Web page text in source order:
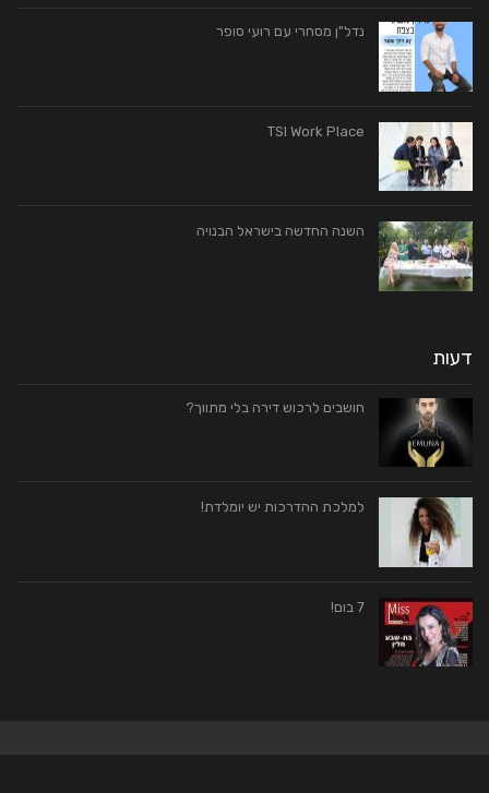
נדל"ן מסחרי עם רועי סופר
TSI Work Place
השנה‭ ‬החדשה בישראל‭ ‬הבנויה
דעות
חושבים לרכוש דירה בלי מתווך?
למלכת ההדרכות יש יומלדת!
7 בום!